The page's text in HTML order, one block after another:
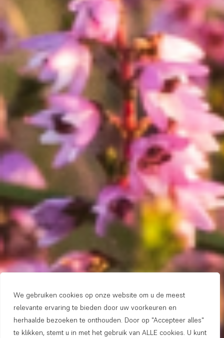
We gebruiken cookies op onze website om u de meest
relevante ervaring te bieden door uw voorkeuren en
herhaalde bezoeken te onthouden. Door op "Accepteer alles"
te klikken, stemt u in met het gebruik van ALLE cookies. U kunt